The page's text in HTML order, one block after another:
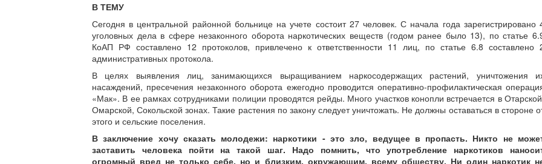
В ТЕМУ
Сегодня в центральной районной больнице на учете состоит 27 человек. С начала года зарегистрировано
уголовных дела в сфере незаконного оборота наркотических веществ (годом ранее было 13), по статье
КоАП РФ составлено 12 протоколов, привлечено к ответственности 11 лиц, по статье 6.8 составлено
административных протокола.
В целях выявления лиц, занимающихся выращиванием наркосодержащих растений, уничтожения
насаждений, пресечения незаконного оборота ежегодно проводится оперативно-профилактическая
«Мак». В ее рамках сотрудниками полиции проводятся рейды. Много участков конопли встречается в
Омарской, Сокольской зонах. Такие растения по закону следует уничтожать. Не должны оставаться в стороне
этого и сельские поселения.
В заключение хочу сказать молодежи: наркотики - это зло, ведущее в пропасть. Никто не
заставить человека пойти на такой шаг. Надо помнить, что употребление наркотиков
огромный вред не только себе, но и близким, окружающим, всему обществу. Ни один наркотик